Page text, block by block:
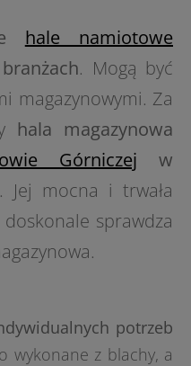
hale namiotowe
. Mogą być
magazynowymi. Za
hala magazynowa
Górniczej w
. Jej mocna i trwała
sprawdza
potrzeb
wykonane z blachy, a